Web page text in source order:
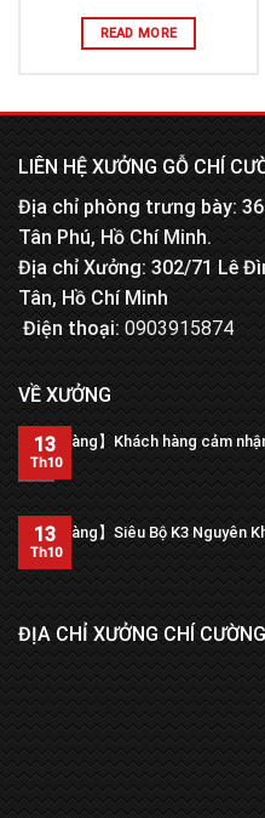
READ MORE
LIÊN HỆ XƯỞNG GỖ CHÍ
Địa chỉ phòng trưng bày:
Tân Phú, Hồ Chí Minh.
Địa chỉ Xưởng: 302/71 Lê
Tân, Hồ Chí Minh
Điện thoại:0903915874
VỀ XƯỞNG
【Trả hàng】Khách hàng cảm
xưởng?
13
Th10
【Trả hàng】Siêu Bộ K3 Nguyên
13
Th10
ĐỊA CHỈ XƯỞNG CHÍ CƯỜNG